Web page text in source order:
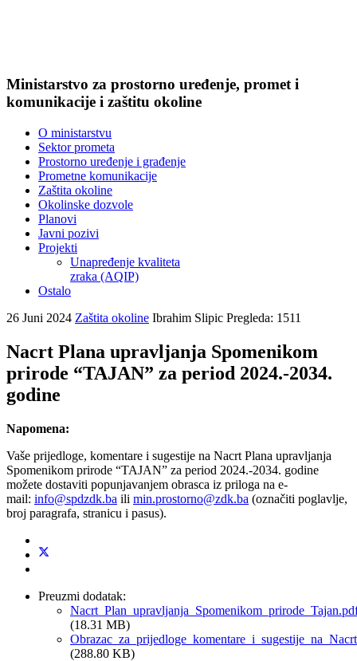
Ministarstvo za prostorno uređenje, promet i
komunikacije i zaštitu okoline
O ministarstvu
Sektor prometa
Prostorno uređenje i građenje
Prometne komunikacije
Zaštita okoline
Okolinske dozvole
Planovi
Javni pozivi
Projekti
Unapređenje kvaliteta
zraka (AQIP)
Ostalo
26 Juni 2024 Zaštita okoline Ibrahim Slipic Pregleda: 1511
Nacrt Plana upravljanja Spomenikom
prirode “TAJAN” za period 2024.-2034.
godine
Napomena:
Vaše prijedloge, komentare i sugestije na Nacrt Plana upravljanja
Spomenikom prirode “TAJAN” za period 2024.-2034. godine
možete dostaviti popunjavanjem obrasca iz priloga na e-
mail: info@spdzdk.ba ili min.prostorno@zdk.ba (označiti poglavlje,
broj paragrafa, stranicu i pasus).
Preuzmi dodatak:
(18.31 MB)
(288.80 KB)